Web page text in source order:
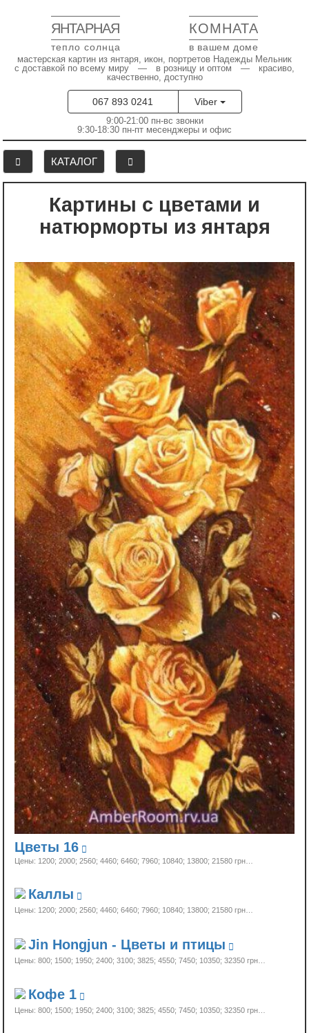
ЯНТАРНАЯ КОМНАТА
тепло солнца в вашем доме
мастерская картин из янтаря, икон, портретов Надежды Мельник
с доставкой по всему миру — в розницу и оптом — красиво,
качественно, доступно
067 893 0241 Viber
9:00-21:00 пн-вс звонки
9:30-18:30 пн-пт месенджеры и офис
КАТАЛОГ
Картины с цветами и
натюрморты из янтаря
Цветы 16
Цены: 1200; 2000; 2560; 4460; 6460; 7960; 10840; 13800; 21580 грн…
Каллы
Цены: 1200; 2000; 2560; 4460; 6460; 7960; 10840; 13800; 21580 грн…
Jin Hongjun - Цветы и птицы
Цены: 800; 1500; 1950; 2400; 3100; 3825; 4550; 7450; 10350; 32350 грн…
Кофе 1
Цены: 800; 1500; 1950; 2400; 3100; 3825; 4550; 7450; 10350; 32350 грн…